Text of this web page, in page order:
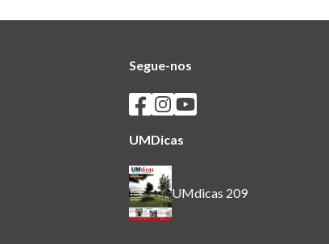
Segue-nos
Seguir os SASUM no Facebook
Seguir os SASUM no Instagram
Seguir os SASUM no Youtube
UMDicas
UMdicas 209